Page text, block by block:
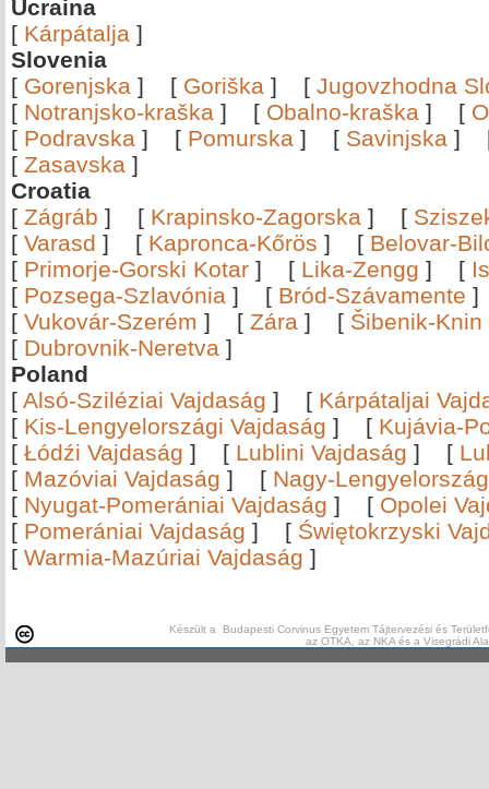
Ucraina
[ Kárpátalja ]
Slovenia
[ Gorenjska ] [ Goriška ] [ Jugovzhodna
[ Notranjsko-kraška ] [ Obalno-kraška ] [
[ Podravska ] [ Pomurska ] [ Savinjska ]
[ Zasavska ]
Croatia
[ Zágráb ] [ Krapinsko-Zagorska ] [
[ Varasd ] [ Kapronca-Kőrös ] [ Belovar-
[ Primorje-Gorski Kotar ] [ Lika-Zengg ] [
[ Pozsega-Szlavónia ] [ Bród-Szávamente
[ Vukovár-Szerém ] [ Zára ] [ Šibenik-Knin
[ Dubrovnik-Neretva ]
Poland
[ Alsó-Sziléziai Vajdaság ] [ Kárpátaljai
[ Kis-Lengyelországi Vajdaság ] [ Kujávia-
[ Łódźi Vajdaság ] [ Lublini Vajdaság ] [
[ Mazóviai Vajdaság ] [ Nagy-
[ Nyugat-Pomerániai Vajdaság ] [ Opolei
[ Pomerániai Vajdaság ] [ Świętokrzyski
[ Warmia-Mazúriai Vajdaság ]
Készült a Budapesti Corvinus Egyetem Tájtervezési és
az OTKA, az NKA és a Visegrádi